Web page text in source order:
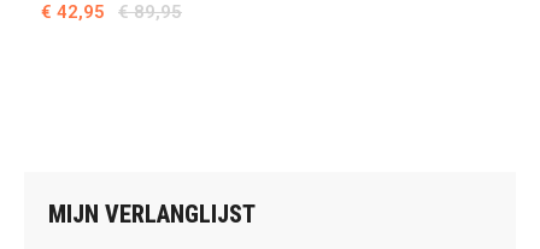
€ 42,95
€ 89,95
MIJN VERLANGLIJST